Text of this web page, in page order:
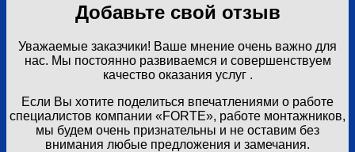
Добавьте свой отзыв
Уважаемые заказчики! Ваше мнение очень важно для
нас. Мы постоянно развиваемся и совершенствуем
качество оказания услуг .
Если Вы хотите поделиться впечатлениями о работе
специалистов компании «FORTE», работе монтажников,
мы будем очень признательны и не оставим без
внимания любые предложения и замечания.